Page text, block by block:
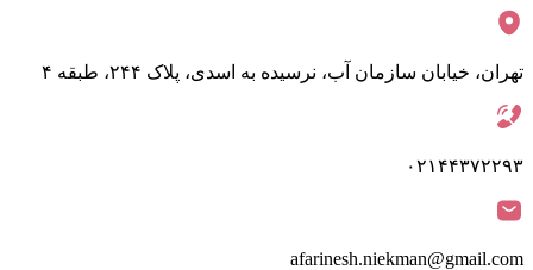
تهران، خیابان سازمان آب، نرسیده به اسدی، پلاک ۲۴۴، طبقه ۴
۰۲۱۴۴۳۷۲۲۹۳
afarinesh.niekman@gmail.com